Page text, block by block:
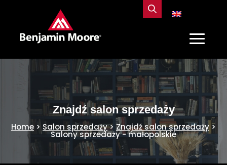
Znajdź salon sprzedaży
Home >Salon sprzedaży> Znajdź salon sprzedaży >
Salony sprzedaży - małopolskie